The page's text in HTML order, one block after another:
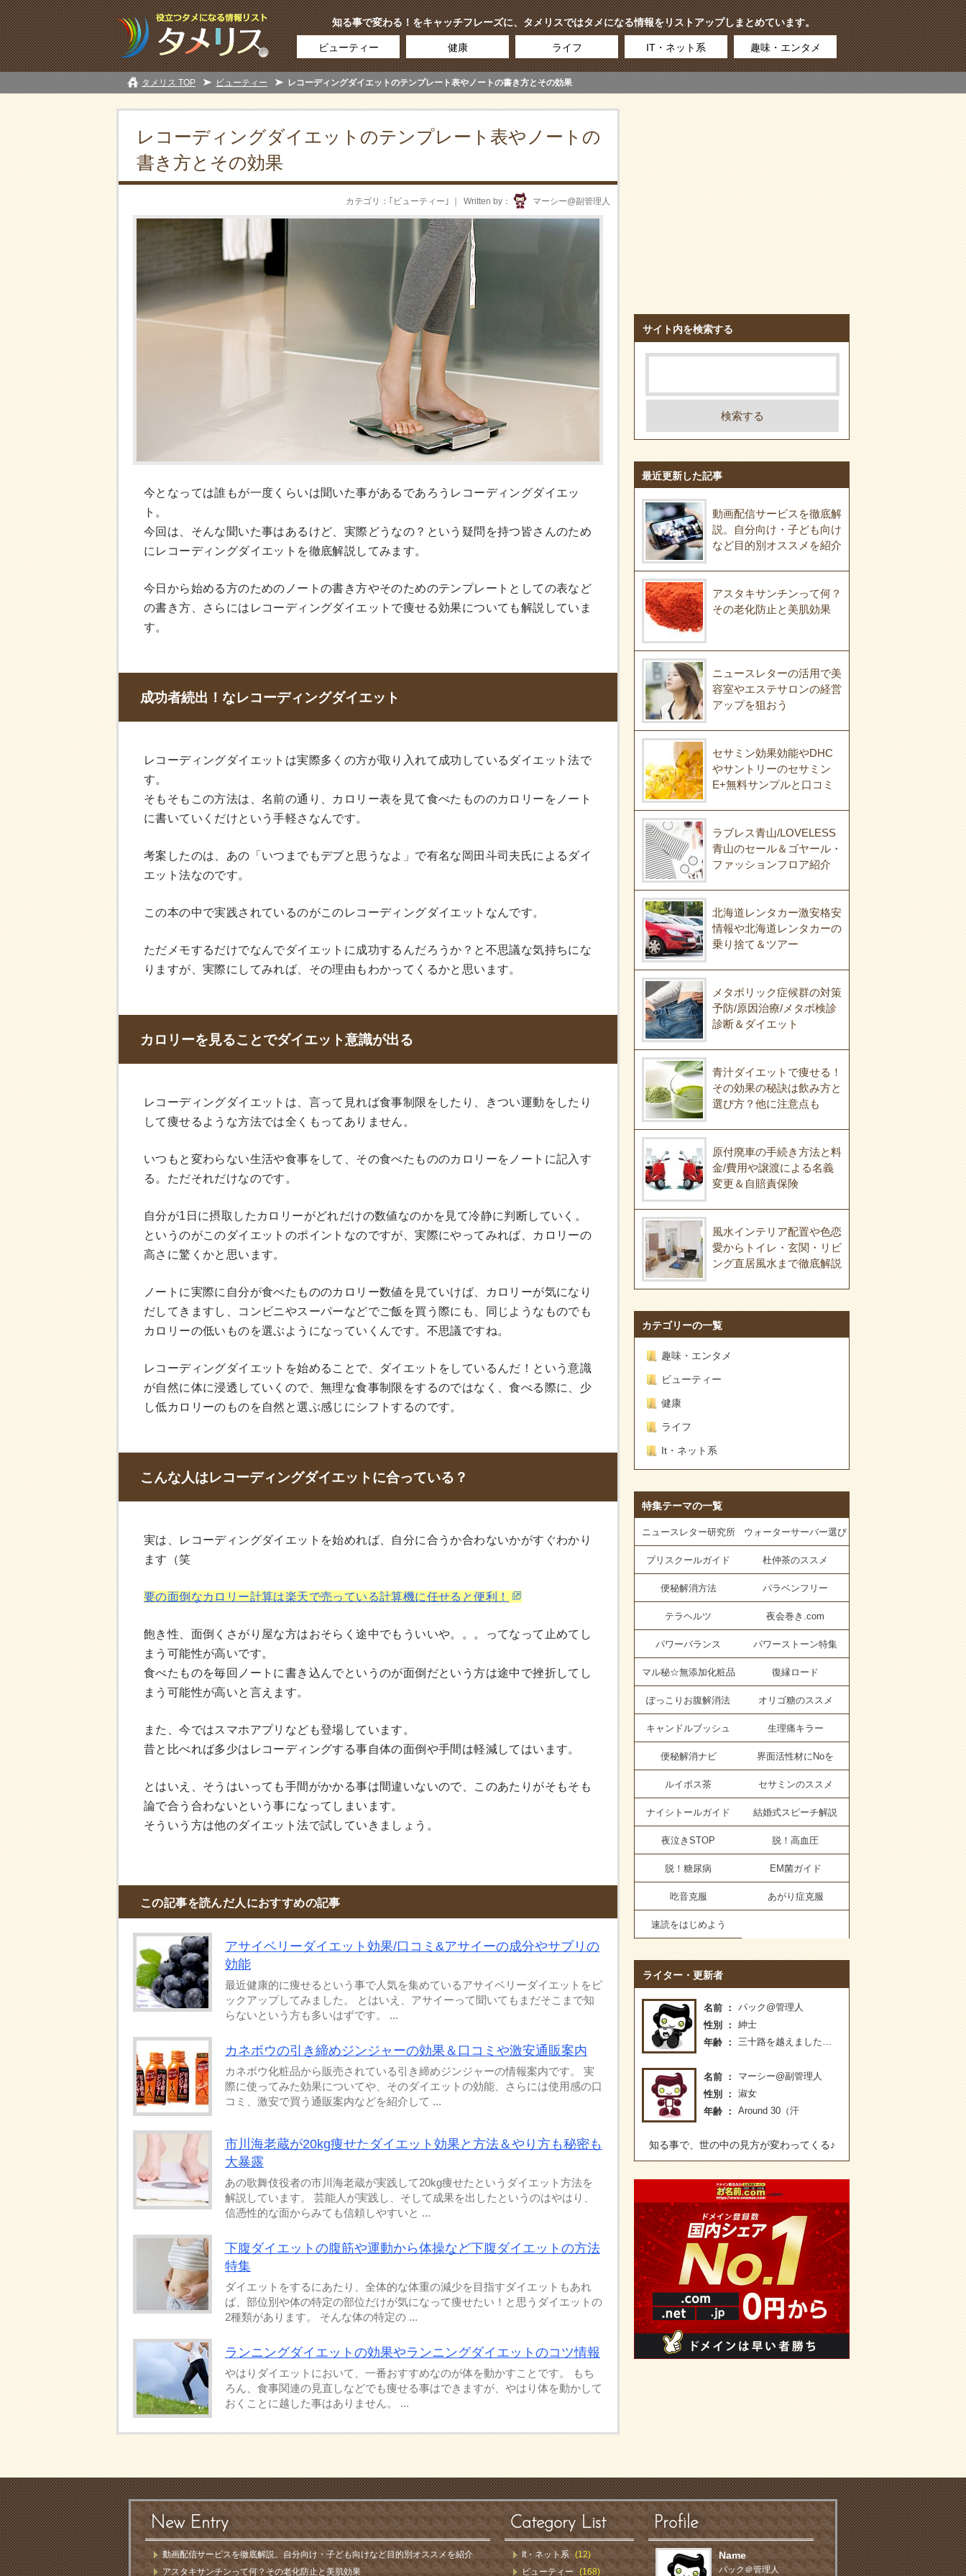
知る事で変わる！をキャッチフレーズに、タメリスではタメになる情報をリストアップしまとめています。
ビューティー 健康 ライフ IT・ネット系 趣味・エンタメ
タメリス TOP ビューティー レコーディングダイエットのテンプレート表やノートの書き方とその効果
レコーディングダイエットのテンプレート表やノートの
書き方とその効果
Written by マーシー@副管理人
カテゴリ ｢ ビューティー ｣
今となっては誰もが一度くらいは聞いた事があるであろうレコーディングダイエッ
ト。
今回は、そんな聞いた事はあるけど、実際どうなの？という疑問を持つ皆さんのため
にレコーディングダイエットを徹底解説してみます。
今日から始める方のためのノートの書き方やそのためのテンプレートとしての表など
の書き方、さらにはレコーディングダイエットで痩せる効果についても解説していま
す。
成功者続出！なレコーディングダイエット
レコーディングダイエットは実際多くの方が取り入れて成功しているダイエット法で
す。
そもそもこの方法は、名前の通り、カロリー表を見て食べたもののカロリーをノート
に書いていくだけという手軽さなんです。
考案したのは、あの「いつまでもデブと思うなよ」で有名な岡田斗司夫氏によるダイ
エット法なのです。
この本の中で実践されているのがこのレコーディングダイエットなんです。
ただメモするだけでなんでダイエットに成功するんだろうか？と不思議な気持ちにな
りますが、実際にしてみれば、その理由もわかってくるかと思います。
カロリーを見ることでダイエット意識が出る
レコーディングダイエットは、言って見れば食事制限をしたり、きつい運動をしたり
して痩せるような方法では全くもってありません。
いつもと変わらない生活や食事をして、その食べたもののカロリーをノートに記入す
る。ただそれだけなのです。
自分が1日に摂取したカロリーがどれだけの数値なのかを見て冷静に判断していく。
というのがこのダイエットのポイントなのですが、実際にやってみれば、カロリーの
高さに驚くかと思います。
ノートに実際に自分が食べたもののカロリー数値を見ていけば、カロリーが気になり
だしてきますし、コンビニやスーパーなどでご飯を買う際にも、同じようなものでも
カロリーの低いものを選ぶようになっていくんです。不思議ですね。
レコーディングダイエットを始めることで、ダイエットをしているんだ！という意識
が自然に体に浸透していくので、無理な食事制限をするのではなく、食べる際に、少
し低カロリーのものを自然と選ぶ感じにシフトするのです。
こんな人はレコーディングダイエットに合っている？
実は、レコーディングダイエットを始めれば、自分に合うか合わないかがすぐわかり
ます（笑
要の面倒なカロリー計算は楽天で売っている計算機に任せると便利！
飽き性、面倒くさがり屋な方はおそらく途中でもういいや。。。ってなって止めてし
まう可能性が高いです。
食べたものを毎回ノートに書き込んでというのが面倒だという方は途中で挫折してし
まう可能性が高いと言えます。
また、今ではスマホアプリなども登場しています。
昔と比べれば多少はレコーディングする事自体の面倒や手間は軽減してはいます。
とはいえ、そうはいっても手間がかかる事は間違いないので、このあたりがそもそも
論で合う合わないという事になってしまいます。
そういう方は他のダイエット法で試していきましょう。
この記事を読んだ人におすすめの記事
アサイベリーダイエット効果/口コミ&アサイーの成分やサプリの
効能
最近健康的に痩せるという事で人気を集めているアサイベリーダイエットをピ
ックアップしてみました。 とはいえ、アサイーって聞いてもまだそこまで知
らないという方も多いはずです。 ...
カネボウの引き締めジンジャーの効果＆口コミや激安通販案内
カネボウ化粧品から販売されている引き締めジンジャーの情報案内です。 実
際に使ってみた効果についてや、そのダイエットの効能、さらには使用感の口
コミ、激安で買う通販案内などを紹介して ...
市川海老蔵が20kg痩せたダイエット効果と方法＆やり方も秘密も
大暴露
あの歌舞伎役者の市川海老蔵が実践して20kg痩せたというダイエット方法を
解説しています。 芸能人が実践し、そして成果を出したというのはやはり、
信憑性的な面からみても信頼しやすいと ...
下腹ダイエットの腹筋や運動から体操など下腹ダイエットの方法
特集
ダイエットをするにあたり、全体的な体重の減少を目指すダイエットもあれ
ば、部位別や体の特定の部位だけが気になって痩せたい！と思うダイエットの
2種類があります。 そんな体の特定の ...
ランニングダイエットの効果やランニングダイエットのコツ情報
やはりダイエットにおいて、一番おすすめなのが体を動かすことです。 もち
ろん、食事関連の見直しなどでも痩せる事はできますが、やはり体を動かして
おくことに越した事はありません。 ...
サイト内を検索する
最近更新した記事
動画配信サービスを徹底解
説。自分向け・子ども向け
など目的別オススメを紹介
アスタキサンチンって何？
その老化防止と美肌効果
ニュースレターの活用で美
容室やエステサロンの経営
アップを狙おう
セサミン効果効能やDHC
やサントリーのセサミン
E+無料サンプルと口コミ
ラブレス青山/LOVELESS
青山のセール＆ゴヤール・
ファッションフロア紹介
北海道レンタカー激安格安
情報や北海道レンタカーの
乗り捨て＆ツアー
メタボリック症候群の対策
予防/原因治療/メタボ検診
診断＆ダイエット
青汁ダイエットで痩せる！
その効果の秘訣は飲み方と
選び方？他に注意点も
原付廃車の手続き方法と料
金/費用や譲渡による名義
変更＆自賠責保険
風水インテリア配置や色恋
愛からトイレ・玄関・リビ
ング直居風水まで徹底解説
カテゴリーの一覧
趣味・エンタメ
ビューティー
健康
ライフ
It・ネット系
特集テーマの一覧
ニュースレター研究所 ウォーターサーバー選び
プリスクールガイド 杜仲茶のススメ
便秘解消方法 パラベンフリー
テラヘルツ 夜会巻き.com
パワーバランス パワーストーン特集
マル秘☆無添加化粧品 復縁ロード
ぽっこりお腹解消法 オリゴ糖のススメ
キャンドルブッシュ 生理痛キラー
便秘解消ナビ 界面活性材にNoを
ルイボス茶 セサミンのススメ
ナイシトールガイド 結婚式スピーチ解説
夜泣きSTOP 脱！高血圧
脱！糖尿病 EM菌ガイド
吃音克服 あがり症克服
速読をはじめよう
ライター・更新者
名前
パック@管理人
性別
紳士
年齢
三十路を越えました…
名前
マーシー@副管理人
性別
淑女
年齢
Around 30（汗
知る事で、世の中の見方が変わってくる♪
New Entry
動画配信サービスを徹底解説。自分向け・子ども向けなど目的別オススメを紹介
アスタキサンチンって何？その老化防止と美肌効果
Category List
It・ネット系 (12)
ビューティー
(168)
Profile
Name
パック＠管理人